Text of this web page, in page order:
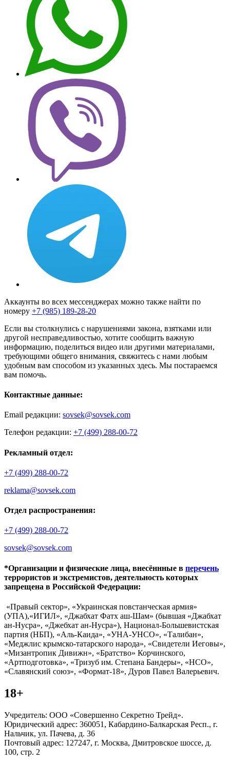
Аккаунты во всех мессенджерах можно также найти по
номеру +7 (985) 189-28-20
Если вы столкнулись с нарушениями закона, взятками или
другой несправедливостью, хотите сообщить важную
информацию, поделиться видео или другими материалами,
требующими общего внимания, свяжитесь с нами любым
удобным вам способом из указанных здесь. Мы постараемся
вам помочь.
Контактные данные:
Email редакции: sovsek@sovsek.com
Телефон редакции: +7 (499) 288-00-72
Рекламный отдел:
+7 (499) 288-00-72
reklama@sovsek.com
Отдел распространения:
+7 (499) 288-00-72
sovsek@sovsek.com
*Организации и физические лица, внесённные в перечень
террористов и экстремистов, деятельность которых
запрещена в Российской Федерации:
«Правый сектор», «Украинская повстанческая армия»
(УПА),«ИГИЛ», «Джабхат Фатх аш-Шам» (бывшая «Джабхат
ан-Нусра», «Джебхат ан-Нусра»), Национал-Большевистская
партия (НБП), «Аль-Каида», «УНА-УНСО», «Талибан»,
«Меджлис крымско-татарского народа», «Свидетели Иеговы»,
«Мизантропик Дивижн», «Братство» Корчинского,
«Артподготовка», «Тризуб им. Степана Бандеры», «НСО»,
«Славянский союз», «Формат-18», Дуров Павел Валерьевич.
18+
Учредитель: ООО «Совершенно Секретно Трейд».
Юридический адрес: 360051, Кабардино-Балкарская Респ., г.
Нальчик, ул. Пачева, д. 36
Почтовый адрес: 127247, г. Москва, Дмитровское шоссе, д.
100, стр. 2